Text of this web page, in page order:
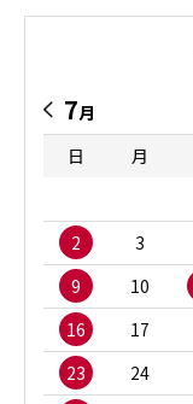
7月
日
月
2
3
9
10
16
17
23
24